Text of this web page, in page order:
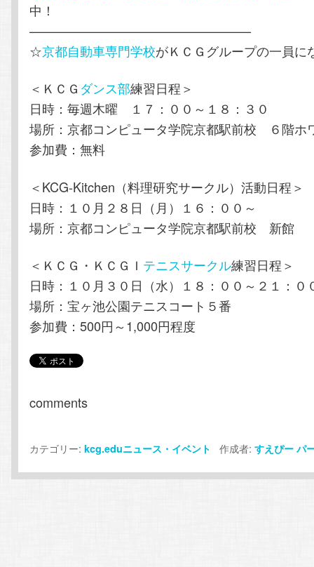
中！
—————————————————–
☆京都自動車専門学校がＫＣＧグループの一員に
＜ＫＣＧ ダンス部練習日程＞
日時：毎週木曜 １７：００～１８：３０
場所：京都コンピュータ学院京都駅前校 ６階ホ
参加費：無料
＜KCG-Kitchen（料理研究サークル）活動日程＞
日時：１０月２８日（月）１６：００～
場所：京都コンピュータ学院京都駅前校 新館
＜ＫＣＧ・ＫＣＧＩ テニスサークル練習日程＞
日時：１０月３０日（水）１８：００～２１：０
場所：宝ヶ池公園テニスコート５番
参加費：500円～1,000円程度
comments
カテゴリー:kcg.eduニュース・イベント 作成者:すえぴー パ